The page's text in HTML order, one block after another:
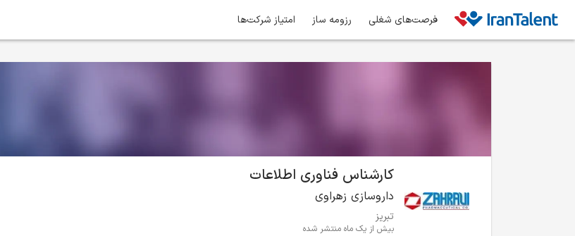
فرصت‌های شغلی رزومه ساز امتیاز شرکت‌ها
کارشناس فناوری اطلاعات
داروسازی زهراوی
تبریز
بیش از یک ماه منتشر شده